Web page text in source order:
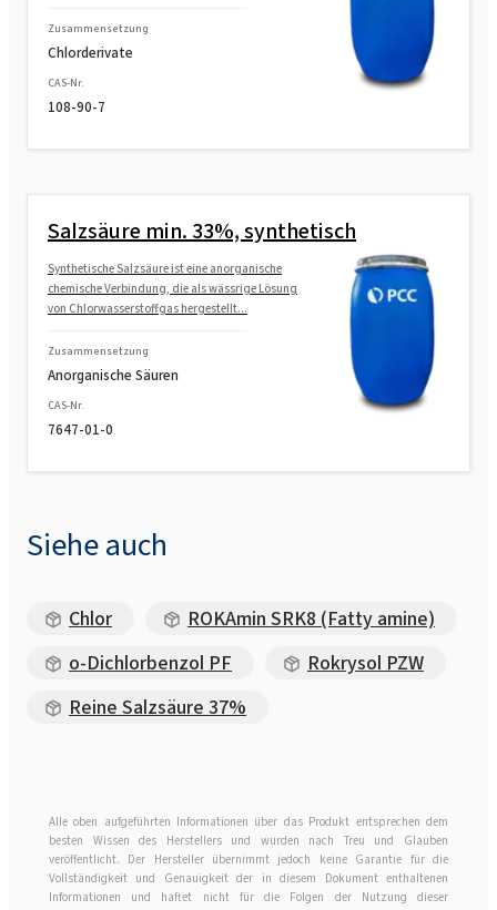
Zusammensetzung
Chlorderivate
CAS-Nr.
108-90-7
Salzsäure min. 33%, synthetisch
Synthetische Salzsäure ist eine anorganische
chemische Verbindung, die als wässrige Lösung
von Chlorwasserstoffgas hergestellt...
Zusammensetzung
Anorganische Säuren
CAS-Nr.
7647-01-0
Siehe auch
Chlor
ROKAmin SRK8 (Fatty amine)
o-Dichlorbenzol PF
Rokrysol PZW
Reine Salzsäure 37%
Alle oben aufgeführten Informationen über das Produkt entsprechen dem
besten Wissen des Herstellers und wurden nach Treu und Glauben
veröffentlicht. Der Hersteller übernimmt jedoch keine Garantie für die
Vollständigkeit und Genauigkeit der in diesem Dokument enthaltenen
Informationen und haftet nicht für die Folgen der Nutzung dieser